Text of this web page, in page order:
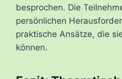
besprochen. Die
persönlichen
praktische Ansätze, die
können.